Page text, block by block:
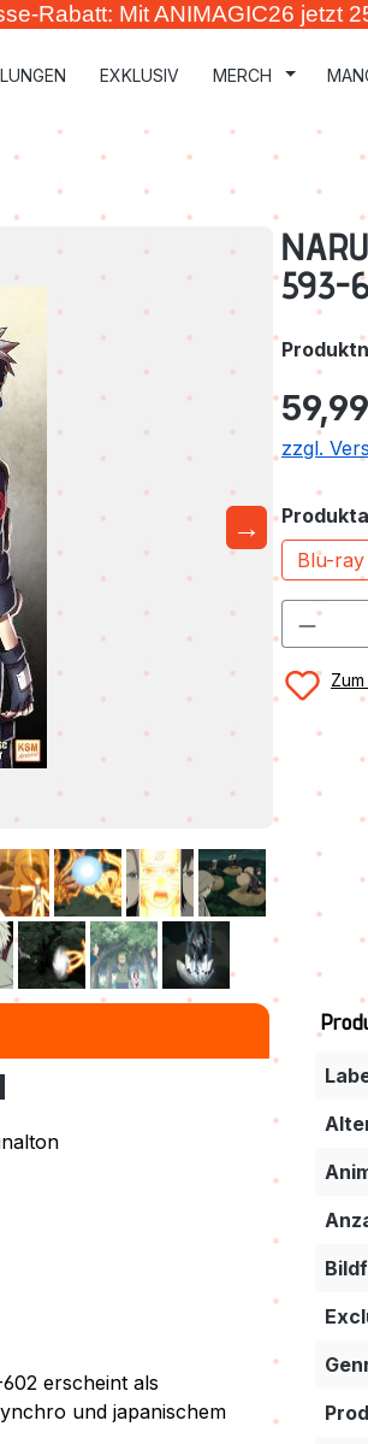
Rabatt: Mit ANIMAGIC26 jetzt
EXKLUSIV MERCH
→
593-
Regulärer
zzgl.
Blu-ray
erscheint als
und japanischem